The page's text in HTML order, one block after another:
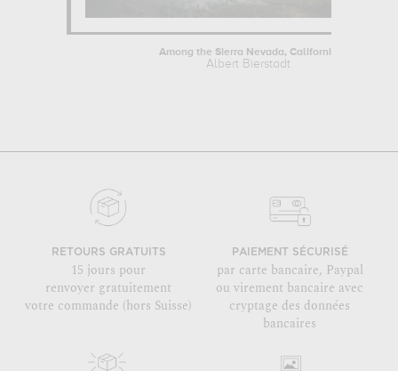
Among the Sierra Nevada, California
Albert Bierstadt
RETOURS GRATUITS
15 jours pour
renvoyer gratuitement
votre commande (hors Suisse)
PAIEMENT SÉCURISÉ
par carte bancaire, Paypal
ou virement bancaire avec
cryptage des données
bancaires